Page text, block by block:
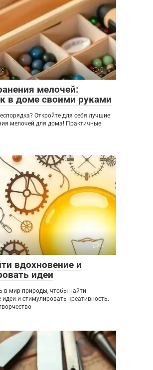
0
мелочей:
в доме своими руками
Откройте для себя лучшие
мелочей для дома! Практичные
0
вдохновение и
идеи
в мир природы, чтобы найти
и стимулировать креативность.